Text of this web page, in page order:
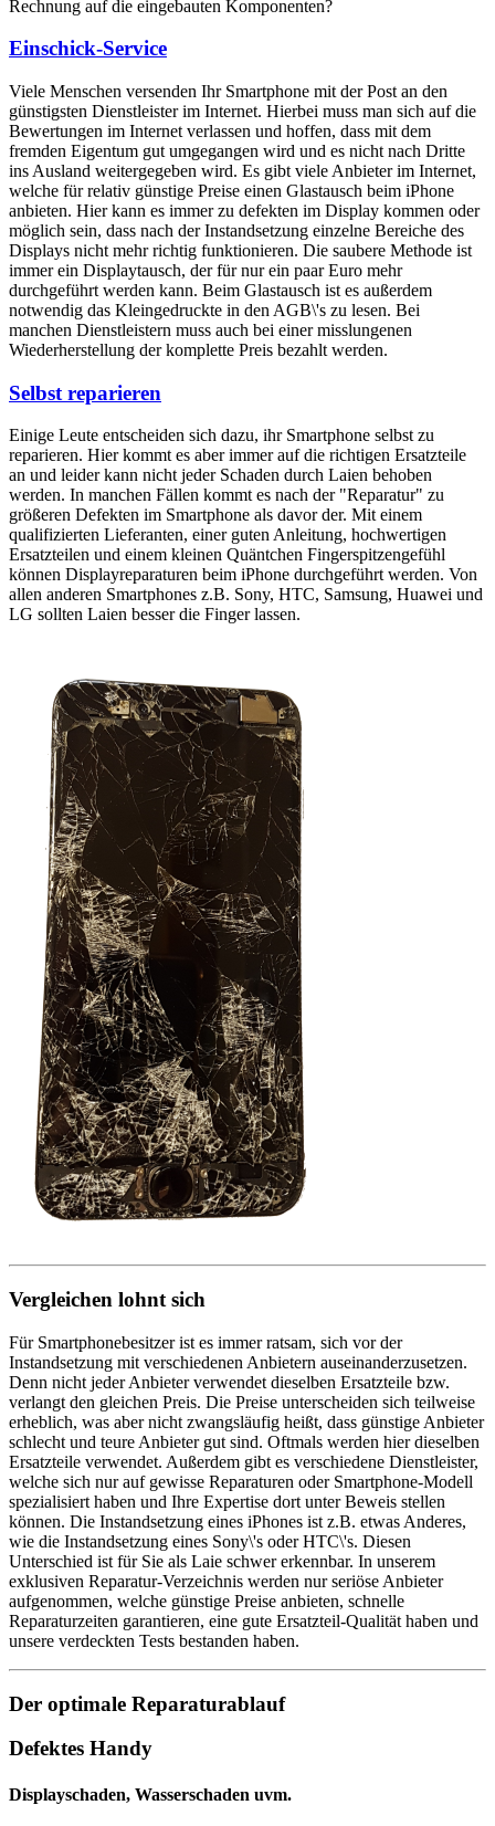
Rechnung auf die eingebauten Komponenten?
Einschick-Service
Viele Menschen versenden Ihr Smartphone mit der Post an den
günstigsten Dienstleister im Internet. Hierbei muss man sich auf die
Bewertungen im Internet verlassen und hoffen, dass mit dem
fremden Eigentum gut umgegangen wird und es nicht nach Dritte
ins Ausland weitergegeben wird. Es gibt viele Anbieter im Internet,
welche für relativ günstige Preise einen Glastausch beim iPhone
anbieten. Hier kann es immer zu defekten im Display kommen oder
möglich sein, dass nach der Instandsetzung einzelne Bereiche des
Displays nicht mehr richtig funktionieren. Die saubere Methode ist
immer ein Displaytausch, der für nur ein paar Euro mehr
durchgeführt werden kann. Beim Glastausch ist es außerdem
notwendig das Kleingedruckte in den AGB\'s zu lesen. Bei
manchen Dienstleistern muss auch bei einer misslungenen
Wiederherstellung der komplette Preis bezahlt werden.
Selbst reparieren
Einige Leute entscheiden sich dazu, ihr Smartphone selbst zu
reparieren. Hier kommt es aber immer auf die richtigen Ersatzteile
an und leider kann nicht jeder Schaden durch Laien behoben
werden. In manchen Fällen kommt es nach der "Reparatur" zu
größeren Defekten im Smartphone als davor der. Mit einem
qualifizierten Lieferanten, einer guten Anleitung, hochwertigen
Ersatzteilen und einem kleinen Quäntchen Fingerspitzengefühl
können Displayreparaturen beim iPhone durchgeführt werden. Von
allen anderen Smartphones z.B. Sony, HTC, Samsung, Huawei und
LG sollten Laien besser die Finger lassen.
Vergleichen lohnt sich
Für Smartphonebesitzer ist es immer ratsam, sich vor der
Instandsetzung mit verschiedenen Anbietern auseinanderzusetzen.
Denn nicht jeder Anbieter verwendet dieselben Ersatzteile bzw.
verlangt den gleichen Preis. Die Preise unterscheiden sich teilweise
erheblich, was aber nicht zwangsläufig heißt, dass günstige Anbieter
schlecht und teure Anbieter gut sind. Oftmals werden hier dieselben
Ersatzteile verwendet. Außerdem gibt es verschiedene Dienstleister,
welche sich nur auf gewisse Reparaturen oder Smartphone-Modell
spezialisiert haben und Ihre Expertise dort unter Beweis stellen
können. Die Instandsetzung eines iPhones ist z.B. etwas Anderes,
wie die Instandsetzung eines Sony\'s oder HTC\'s. Diesen
Unterschied ist für Sie als Laie schwer erkennbar. In unserem
exklusiven Reparatur-Verzeichnis werden nur seriöse Anbieter
aufgenommen, welche günstige Preise anbieten, schnelle
Reparaturzeiten garantieren, eine gute Ersatzteil-Qualität haben und
unsere verdeckten Tests bestanden haben.
Der optimale Reparaturablauf
Defektes Handy
Displayschaden, Wasserschaden uvm.